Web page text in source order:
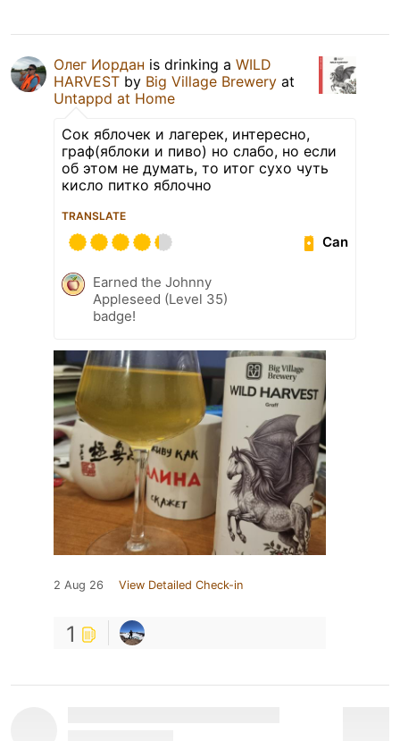
Олег Иордан is drinking a WILD
HARVEST by Big Village Brewery at
Untappd at Home
Сок яблочек и лагерек, интересно,
граф(яблоки и пиво) но слабо, но если
об этом не думать, то итог сухо чуть
кисло питко яблочно
TRANSLATE
Can
Earned the Johnny
Appleseed (Level 35)
badge!
2 Aug 26 View Detailed Check-in
1